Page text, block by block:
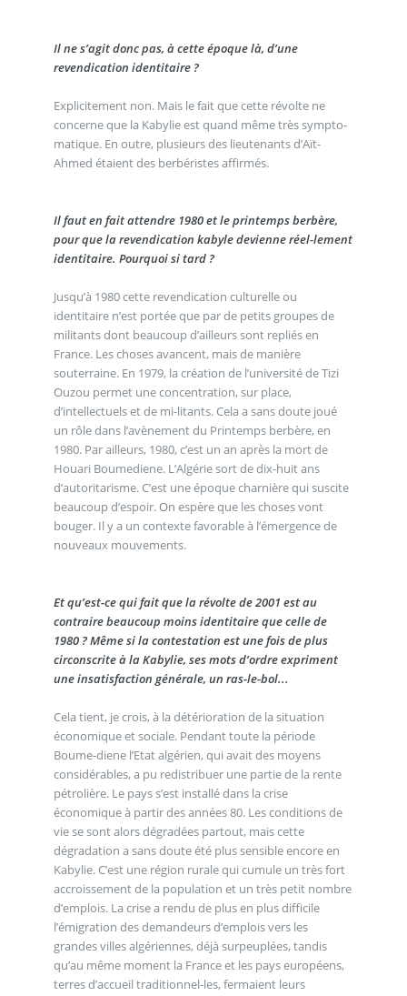
Il ne s’agit donc pas, à cette époque là, d’une
revendication identitaire ?
Explicitement non. Mais le fait que cette révolte ne
concerne que la Kabylie est quand même très sympto-
matique. En outre, plusieurs des lieutenants d’Aït-
Ahmed étaient des berbéristes affirmés.
Il faut en fait attendre 1980 et le printemps berbère,
pour que la revendication kabyle devienne réel-lement
identitaire. Pourquoi si tard ?
Jusqu’à 1980 cette revendication culturelle ou
identitaire n’est portée que par de petits groupes de
militants dont beaucoup d’ailleurs sont repliés en
France. Les choses avancent, mais de manière
souterraine. En 1979, la création de l’université de Tizi
Ouzou permet une concentration, sur place,
d’intellectuels et de mi-litants. Cela a sans doute joué
un rôle dans l’avènement du Printemps berbère, en
1980. Par ailleurs, 1980, c’est un an après la mort de
Houari Boumediene. L’Algérie sort de dix-huit ans
d’autoritarisme. C’est une époque charnière qui suscite
beaucoup d’espoir. On espère que les choses vont
bouger. Il y a un contexte favorable à l’émergence de
nouveaux mouvements.
Et qu’est-ce qui fait que la révolte de 2001 est au
contraire beaucoup moins identitaire que celle de
1980 ? Même si la contestation est une fois de plus
circonscrite à la Kabylie, ses mots d’ordre expriment
une insatisfaction générale, un ras-le-bol...
Cela tient, je crois, à la détérioration de la situation
économique et sociale. Pendant toute la période
Boume-diene l’Etat algérien, qui avait des moyens
considérables, a pu redistribuer une partie de la rente
pétrolière. Le pays s’est installé dans la crise
économique à partir des années 80. Les conditions de
vie se sont alors dégradées partout, mais cette
dégradation a sans doute été plus sensible encore en
Kabylie. C’est une région rurale qui cumule un très fort
accroissement de la population et un très petit nombre
d’emplois. La crise a rendu de plus en plus difficile
l’émigration des demandeurs d’emplois vers les
grandes villes algériennes, déjà surpeuplées, tandis
qu’au même moment la France et les pays européens,
terres d’accueil traditionnel-les, fermaient leurs